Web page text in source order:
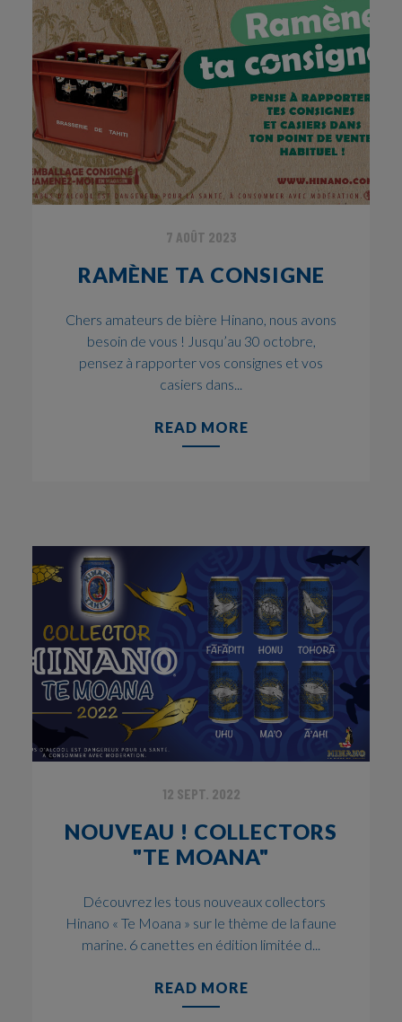
7 AOÛT 2023
RAMÈNE TA CONSIGNE
Chers amateurs de bière Hinano, nous avons
besoin de vous ! Jusqu’au 30 octobre,
pensez à rapporter vos consignes et vos
casiers dans...
READ MORE
12 SEPT. 2022
NOUVEAU ! COLLECTORS
"TE MOANA"
Découvrez les tous nouveaux collectors
Hinano « Te Moana » sur le thème de la faune
marine. 6 canettes en édition limitée d...
READ MORE